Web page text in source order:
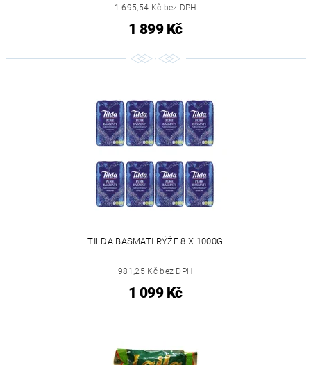
1 695,54 Kč bez DPH
1 899 Kč
TILDA BASMATI RÝŽE 8 X 1000G
981,25 Kč bez DPH
1 099 Kč